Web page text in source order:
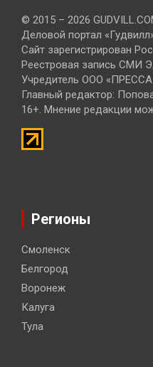
© 2015 – 2026
Деловой портал
Сайт зарегистрирован
Реестровая запись СМИ
Учредитель ООО
Главный редактор:
16+. Мнение редакции
Регионы
Смоленск
Белгород
Воронеж
Калуга
Тула